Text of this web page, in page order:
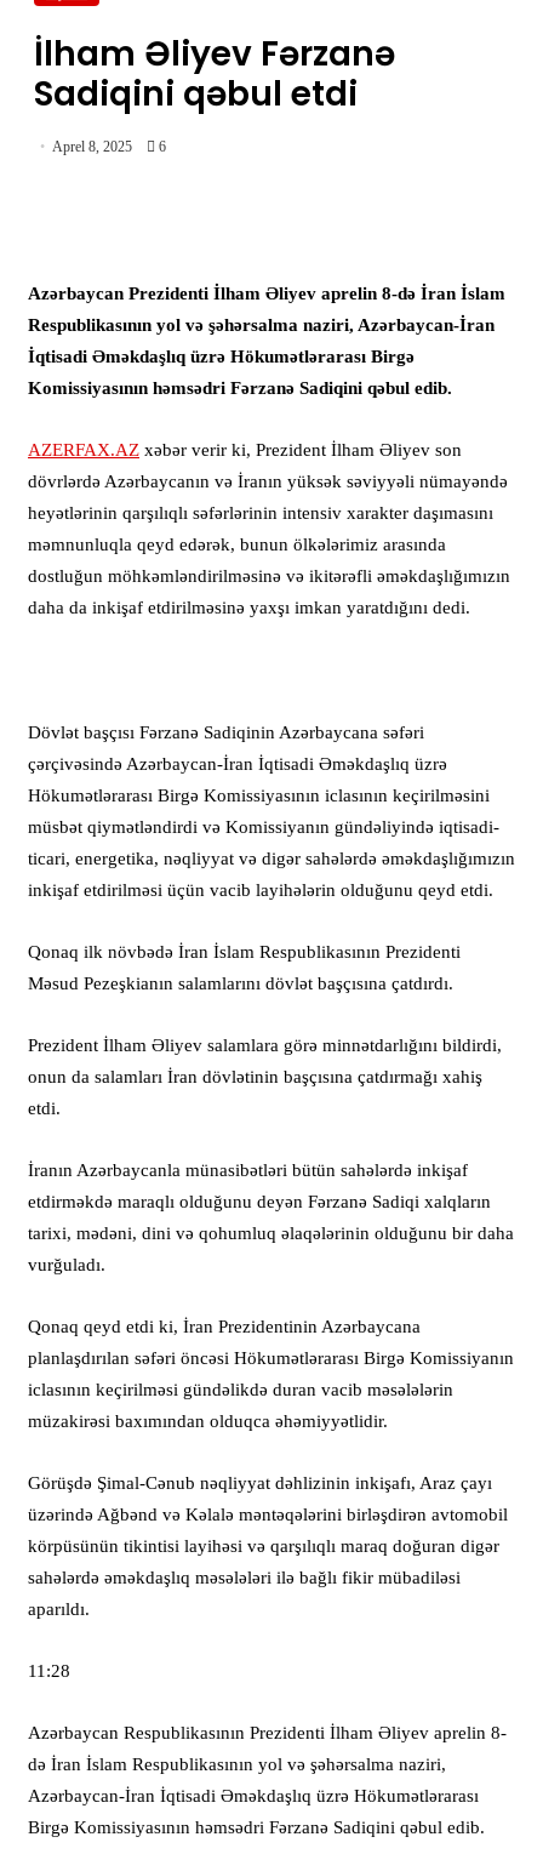
İlham Əliyev Fərzanə
Sadiqini qəbul etdi
Aprel 8, 2025 6
Azərbaycan Prezidenti İlham Əliyev aprelin 8-də İran İslam
Respublikasının yol və şəhərsalma naziri, Azərbaycan-İran
İqtisadi Əməkdaşlıq üzrə Hökumətlərarası Birgə
Komissiyasının həmsədri Fərzanə Sadiqini qəbul edib.
AZERFAX.AZ xəbər verir ki, Prezident İlham Əliyev son
dövrlərdə Azərbaycanın və İranın yüksək səviyyəli nümayəndə
heyətlərinin qarşılıqlı səfərlərinin intensiv xarakter daşımasını
məmnunluqla qeyd edərək, bunun ölkələrimiz arasında
dostluğun möhkəmləndirilməsinə və ikitərəfli əməkdaşlığımızın
daha da inkişaf etdirilməsinə yaxşı imkan yaratdığını dedi.
Dövlət başçısı Fərzanə Sadiqinin Azərbaycana səfəri
çərçivəsində Azərbaycan-İran İqtisadi Əməkdaşlıq üzrə
Hökumətlərarası Birgə Komissiyasının iclasının keçirilməsini
müsbət qiymətləndirdi və Komissiyanın gündəliyində iqtisadi-
ticari, energetika, nəqliyyat və digər sahələrdə əməkdaşlığımızın
inkişaf etdirilməsi üçün vacib layihələrin olduğunu qeyd etdi.
Qonaq ilk növbədə İran İslam Respublikasının Prezidenti
Məsud Pezeşkianın salamlarını dövlət başçısına çatdırdı.
Prezident İlham Əliyev salamlara görə minnətdarlığını bildirdi,
onun da salamları İran dövlətinin başçısına çatdırmağı xahiş
etdi.
İranın Azərbaycanla münasibətləri bütün sahələrdə inkişaf
etdirməkdə maraqlı olduğunu deyən Fərzanə Sadiqi xalqların
tarixi, mədəni, dini və qohumluq əlaqələrinin olduğunu bir daha
vurğuladı.
Qonaq qeyd etdi ki, İran Prezidentinin Azərbaycana
planlaşdırılan səfəri öncəsi Hökumətlərarası Birgə Komissiyanın
iclasının keçirilməsi gündəlikdə duran vacib məsələlərin
müzakirəsi baxımından olduqca əhəmiyyətlidir.
Görüşdə Şimal-Cənub nəqliyyat dəhlizinin inkişafı, Araz çayı
üzərində Ağbənd və Kəlalə məntəqələrini birləşdirən avtomobil
körpüsünün tikintisi layihəsi və qarşılıqlı maraq doğuran digər
sahələrdə əməkdaşlıq məsələləri ilə bağlı fikir mübadiləsi
aparıldı.
11:28
Azərbaycan Respublikasının Prezidenti İlham Əliyev aprelin 8-
də İran İslam Respublikasının yol və şəhərsalma naziri,
Azərbaycan-İran İqtisadi Əməkdaşlıq üzrə Hökumətlərarası
Birgə Komissiyasının həmsədri Fərzanə Sadiqini qəbul edib.